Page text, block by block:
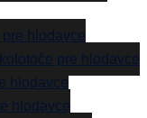
pre hlodavce
pre hlodavce
hlodavce
hlodavce